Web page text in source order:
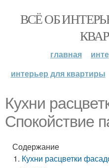
ВСЁ ОБ
главная
интерьер для квартиры
Кухни
Спокойствие
Содержание
Кухни расцветки